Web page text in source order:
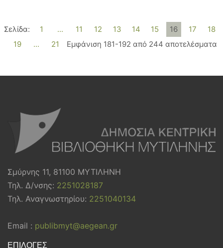
Σελίδα: 1 ... 11 12 13 14 15 16 17
18
19
... 21 Εμφάνιση 181-192 από 244 αποτελέσματα
Σμύρνης 11, 81100 ΜΥΤΙΛΗΝΗ
Τηλ. Δ/νσης: 2251028187
Τηλ. Αναγνωστηρίου: 2251040134
Email : publibmyt@aegean.gr
ΕΠΙΛΟΓΕΣ